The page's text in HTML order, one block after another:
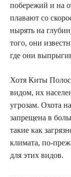
побережий и на
плавают со
нырять на
того, они
где они
Хотя Киты
видом, их
угрозам. Охота
запрещена в
такие как
климата, по-
для этих видов.